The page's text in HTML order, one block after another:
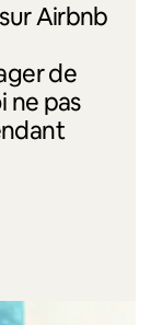
Airbnb
de
ne pas